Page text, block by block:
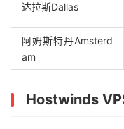
达拉斯Dallas
阿姆斯特丹Amsterd
am
Hostwinds